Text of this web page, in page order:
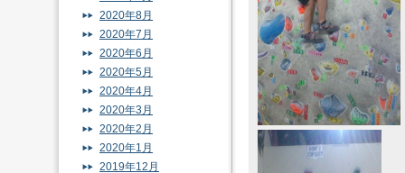
2020年8月
2020年7月
2020年6月
2020年5月
2020年4月
2020年3月
2020年2月
2020年1月
2019年12月